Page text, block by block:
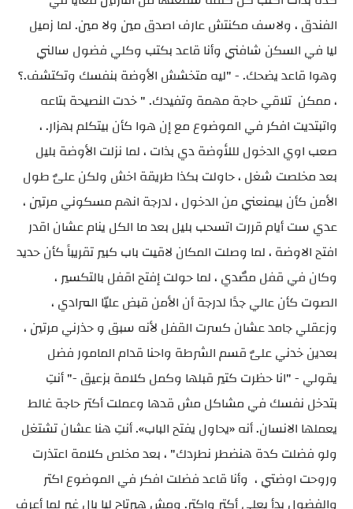
الفندق ، ولاسف مكنتش عارف اصدق مين ولا مين. لما زميل
ليا في السكن شافني وأنا قاعد بكتب وكلي فضول سالني
وهوا قاعد يضحك. - "ليه متخشش الأوضة بنفسك وتكتشف.؟
، ممكن تلاقي حاجة مهمة وتفيدك. " خدت النصيحة بتاعه
واتبتديت افكر في الموضوع مع إن هوا كأن بيتكلم بهزار. ،
صعب اوي الدخول لللأوضة دي بذات ، لما نزلت الأوضة بليل
بعد مخلصت شغل ، حاولت بكذا طريقة اخش ولكن علىٌ طول
الأمن كأن بيمنعني من الدخول ، لدرجة انهم مسكوني مرتين ،
عدي ست أيام قررت اتسحب بليل بعد ما الكل ينام عشان اقدر
افتح الاوضة ، لما وصلت المكان لاقيت باب كبير تقريباً كأن حديد
وكان في قفل مصٌدي ، لما حولت إفتح اقفل بالتكسير ،
الصوت كأن عالي جدًا لدرجة أن الأمن قبض عليّا المرادي ،
وزعقلي جامد عشان كسرت القفل لأنه سبق و حذرني مرتين ،
بعدين خدني علىٌ قسم الشرطة واحنا قدام المامور فضل
يقولي - "انا حظرت كتير قبلها وكمل كلامة بزعيق -" أنتِ
بتدخل نفسك في مشاكل مش قدها وعملت أكتر حاجة غالط
يعملها الانسان. أنه «يحاول يفتح الباب». أنتِ هنا عشان تشتغل
ولو فضلت كدة هنضطر نطردك" ، بعد مخلص كلامة اعتذرت
وروحت اوضتي ، وأنا قاعد فضلت افكر في الموضوع اكتر